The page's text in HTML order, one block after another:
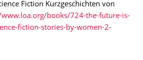
Fiction Kurzgeschichten von
books/724-the-future-is-
fiction-stories-by-women-2-